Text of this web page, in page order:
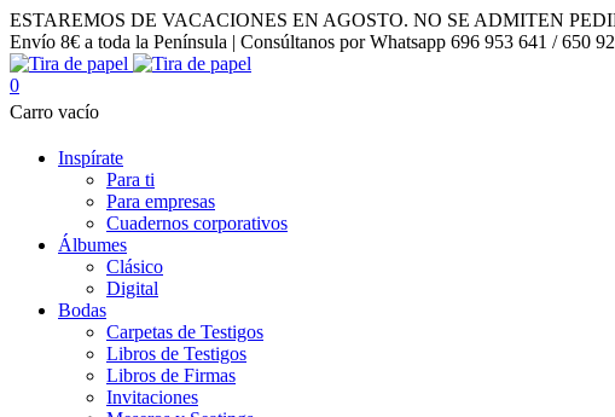
ESTAREMOS DE VACACIONES EN AGOSTO. NO SE ADMITEN
Envío 8€ a toda la Península | Consúltanos por Whatsapp 696 953 641 / 650
0
Carro vacío
Inspírate
Para ti
Para empresas
Cuadernos corporativos
Álbumes
Clásico
Digital
Bodas
Carpetas de Testigos
Libros de Testigos
Libros de Firmas
Invitaciones